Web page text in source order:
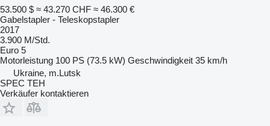
53.500 $ ≈ 43.270 CHF ≈ 46.300 €
Gabelstapler - Teleskopstapler
2017
3.900 M/Std.
Euro 5
Motorleistung 100 PS (73.5 kW) Geschwindigkeit 35 km/h
Ukraine, m.Lutsk
SPEC TEH
Verkäufer kontaktieren